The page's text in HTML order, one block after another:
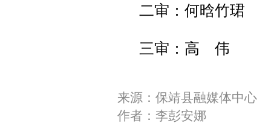
二审：何晗竹珺
三审：高 伟
来源：保靖县融媒体中心
作者：李彭安娜